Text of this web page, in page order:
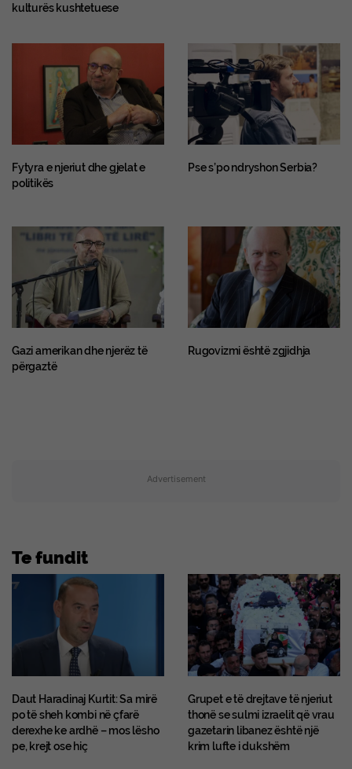
kulturës kushtetuese
Fytyra e njeriut dhe gjelat e
politikës
Pse s’po ndryshon Serbia?
Gazi amerikan dhe njerëz të
përgaztë
Rugovizmi është zgjidhja
Advertisement
Te fundit
Daut Haradinaj Kurtit: Sa mirë
po të sheh kombi në çfarë
derexhe ke ardhë – mos lësho
pe, krejt ose hiç
Grupet e të drejtave të njeriut
thonë se sulmi izraelit që vrau
gazetarin libanez është një
krim lufte i dukshëm